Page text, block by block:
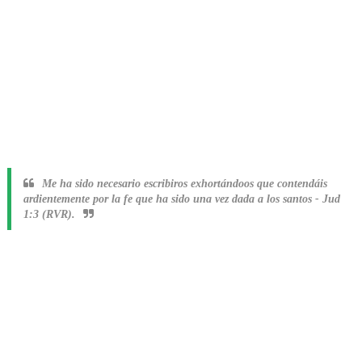
Me ha sido necesario escribiros exhortándoos que contendáis
ardientemente por la fe que ha sido una vez dada a los santos - Jud
1:3 (RVR).